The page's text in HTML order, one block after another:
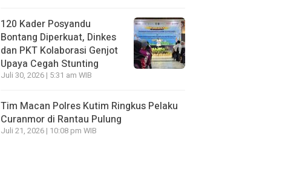
120 Kader Posyandu
Bontang Diperkuat, Dinkes
dan PKT Kolaborasi Genjot
Upaya Cegah Stunting
Juli 30, 2026 | 5:31 am WIB
Tim Macan Polres Kutim Ringkus Pelaku
Curanmor di Rantau Pulung
Juli 21, 2026 | 10:08 pm WIB